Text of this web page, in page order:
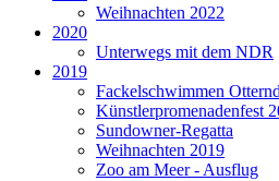
Weihnachten 2022
2020
Unterwegs mit dem NDR
2019
Fackelschwimmen
Künstlerpromenadenfest
Sundowner-Regatta
Weihnachten 2019
Zoo am Meer - Ausflug